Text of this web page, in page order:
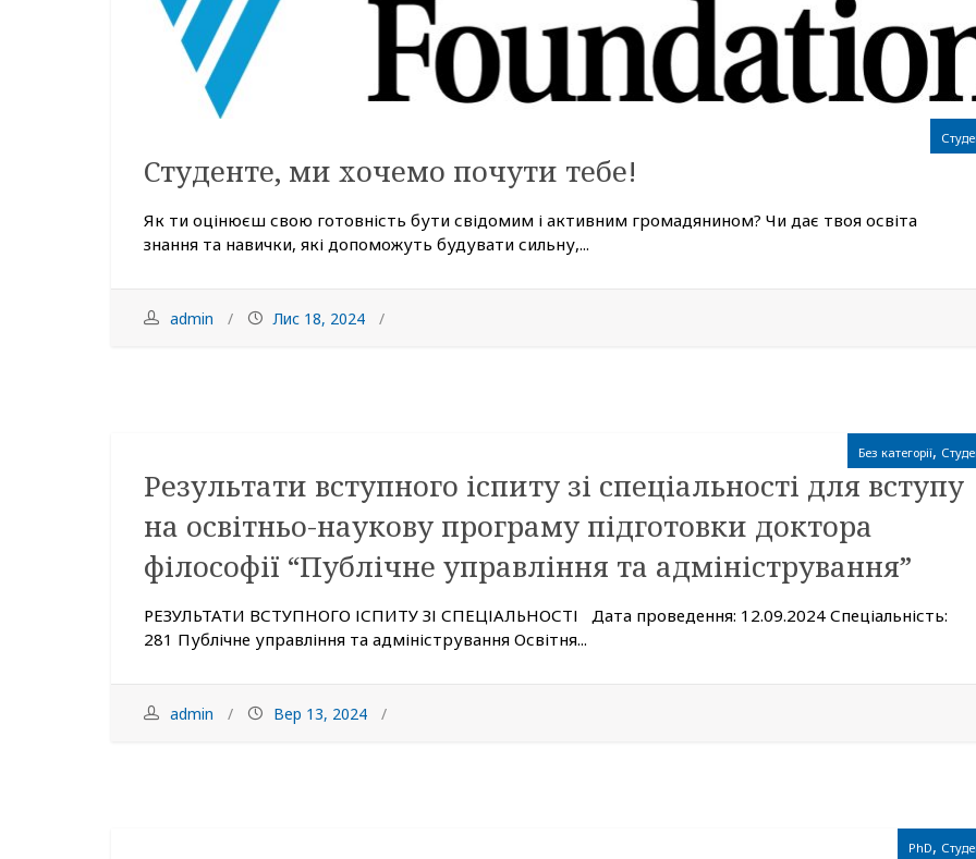
Студенте, ми хочемо почути тебе!
Як ти оцінюєш свою готовність бути свідомим і активним громадянином? Чи дає твоя освіта
знання та навички, які допоможуть будувати сильну,...
admin Лис 18, 2024
Без категорії,
Результати вступного іспиту зі спеціальності для вступу
на освітньо-наукову програму підготовки доктора
філософії “Публічне управління та адміністрування”
РЕЗУЛЬТАТИ ВСТУПНОГО ІСПИТУ ЗІ СПЕЦІАЛЬНОСТІ Дата проведення: 12.09.2024 Спеціальність:
281 Публічне управління та адміністрування Освітня...
admin Вер 13, 2024
PhD,